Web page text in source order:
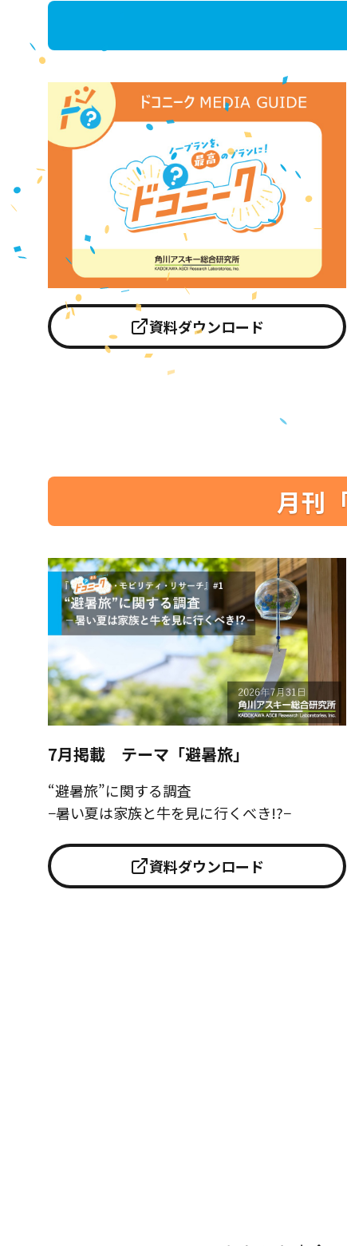
資料ダウンロード
月刊
7月掲載 テーマ「避暑旅」
“避暑旅”に関する調査
−暑い夏は家族と牛を見に行くべき!?−
資料ダウンロード